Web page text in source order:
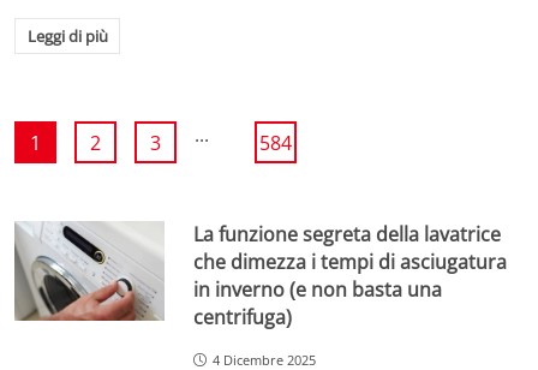
Leggi di più
1 2 3 ... 584
La funzione segreta della lavatrice
che dimezza i tempi di asciugatura
in inverno (e non basta una
centrifuga)
4 Dicembre 2025